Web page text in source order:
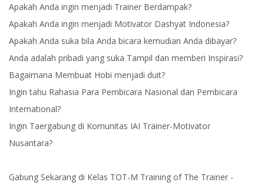
Apakah Anda ingin menjadi Trainer Berdampak?
Apakah Anda ingin menjadi Motivator Dashyat Indonesia?
Apakah Anda suka bila Anda bicara kemudian Anda dibayar?
Anda adalah pribadi yang suka Tampil dan memberi Inspirasi?
Bagaimana Membuat Hobi menjadi duit?
Ingin tahu Rahasia Para Pembicara Nasional dan Pembicara
International?
Ingin Taergabung di Komunitas IAI Trainer-Motivator
Nusantara?
Gabung Sekarang di Kelas TOT-M Training of The Trainer -